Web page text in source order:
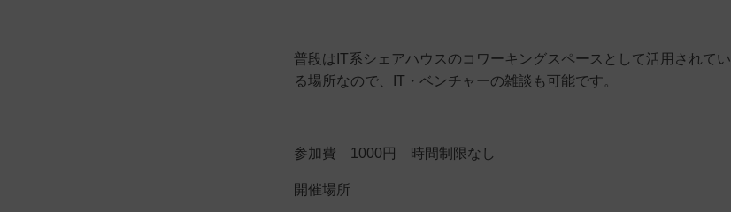
普段はIT系シェアハウスのコワーキングスペースとして活用されてい
る場所なので、IT・ベンチャーの雑談も可能です。
参加費 1000円 時間制限なし
開催場所